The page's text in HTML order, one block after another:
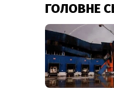
ГОЛОВНЕ